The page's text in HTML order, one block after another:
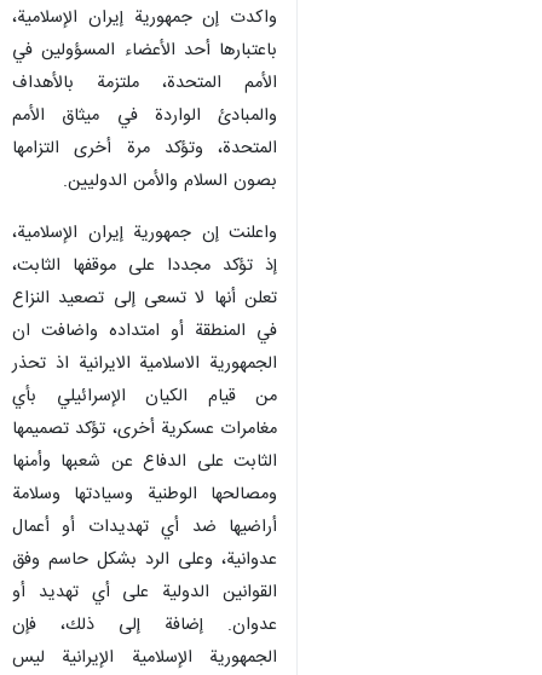
واكدت إن جمهورية إيران الإسلامية،
باعتبارها أحد الأعضاء المسؤولين في
الأمم المتحدة، ملتزمة بالأهداف
والمبادئ الواردة في ميثاق الأمم
المتحدة، وتؤكد مرة أخرى التزامها
بصون السلام والأمن الدوليين.
واعلنت إن جمهورية إيران الإسلامية،
إذ تؤكد مجددا على موقفها الثابت،
تعلن أنها لا تسعى إلى تصعيد النزاع
في المنطقة أو امتداده واضافت ان
الجمهورية الاسلامية الايرانية اذ تحذر
من قيام الكيان الإسرائيلي بأي
مغامرات عسكرية أخرى، تؤكد تصميمها
الثابت على الدفاع عن شعبها وأمنها
ومصالحها الوطنية وسيادتها وسلامة
أراضيها ضد أي تهديدات أو أعمال
عدوانية، وعلى الرد بشكل حاسم وفق
القوانين الدولية على أي تهديد أو
عدوان. إضافة إلى ذلك، فإن
الجمهورية الإسلامية الإيرانية ليس